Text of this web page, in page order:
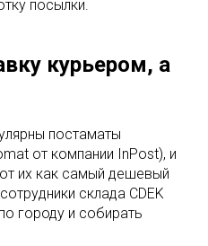
посылки.
курьером, а
постаматы
от компании InPost), и
их как самый дешевый
склада CDEK
городу и собирать